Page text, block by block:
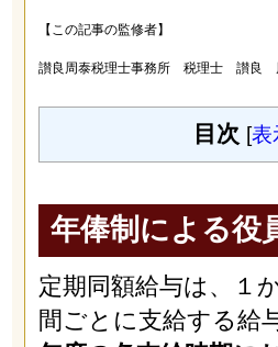
【この記事の監修者】
讃良周泰税理士事務所 税理士 讃良
目次 [表
年俸制による役
定期同額給与は、１
間ごとに支給する給